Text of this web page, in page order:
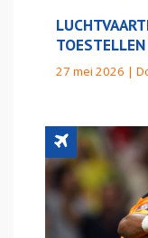
27 mei 2026 |